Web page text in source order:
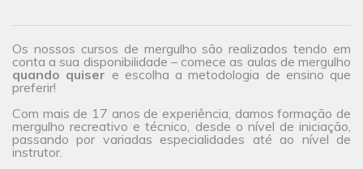
Os nossos cursos de mergulho são realizados tendo em
conta a sua disponibilidade – comece as aulas de mergulho
quando quiser e escolha a metodologia de ensino que
preferir!
Com mais de 17 anos de experiência, damos formação de
mergulho recreativo e técnico, desde o nível de iniciação,
passando por variadas especialidades até ao nível de
instrutor.